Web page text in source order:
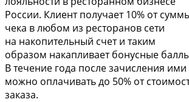
России. Клиент получает 10% от
чека в любом из ресторанов сети
на накопительный счет и таким
образом накапливает бонусные
В течение года после зачисления ими
можно оплачивать до 50% от
заказа.